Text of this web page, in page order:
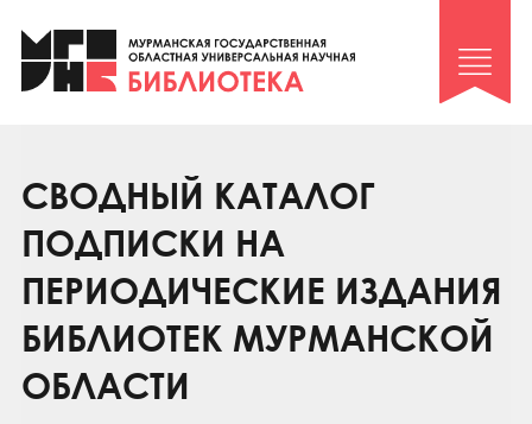
Клуб «Гиря и сельдерей»
Клуб «Семейный архив»
Коллегам
Контакты
СВОДНЫЙ КАТАЛОГ
ПОДПИСКИ НА
ПЕРИОДИЧЕСКИЕ ИЗДАНИЯ
БИБЛИОТЕК МУРМАНСКОЙ
ОБЛАСТИ